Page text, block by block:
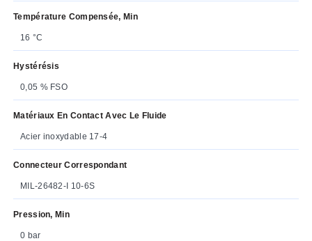
Température Compensée, Min
16 °C
Hystérésis
0,05 % FSO
Matériaux En Contact Avec Le Fluide
Acier inoxydable 17-4
Connecteur Correspondant
MIL-26482-I 10-6S
Pression, Min
0 bar